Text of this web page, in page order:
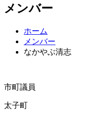
メンバー
ホーム
メンバー
なかやぶ清志
市町議員
太子町